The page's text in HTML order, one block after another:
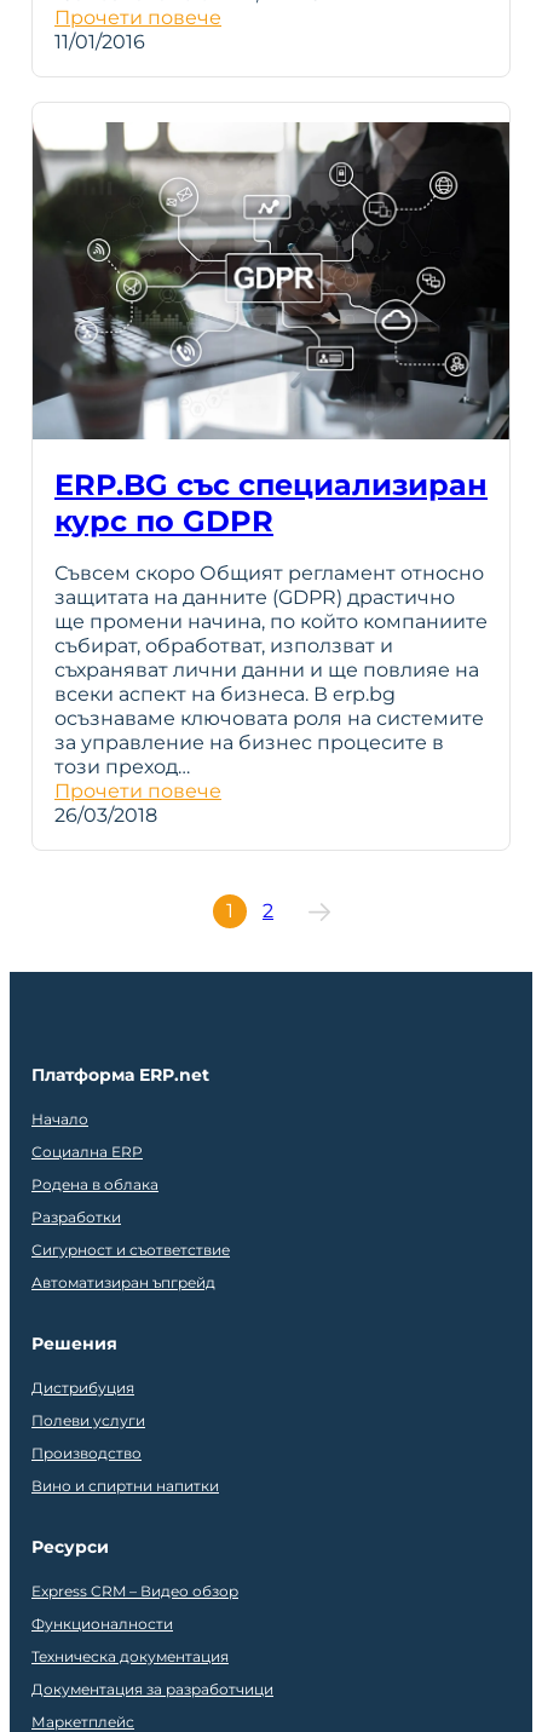
Прочети повече
11/01/2016
ERP.BG със специализиран
курс по GDPR
Съвсем скоро Общият регламент относно
защитата на данните (GDPR) драстично
ще промени начина, по който компаниите
събират, обработват, използват и
съхраняват лични данни и ще повлияе на
всеки аспект на бизнеса. В erp.bg
осъзнаваме ключовата роля на системите
за управление на бизнес процесите в
този преход…
Прочети повече
26/03/2018
1 2
Платформа ERP.net
Начало
Социална ERP
Родена в облака
Разработки
Сигурност и съответствие
Автоматизиран ъпгрейд
Решения
Дистрибуция
Полеви услуги
Производство
Вино и спиртни напитки
Ресурси
Express CRM – Видео обзор
Функционалности
Техническа документация
Документация за разработчици
Маркетплейс